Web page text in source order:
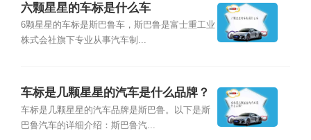
六颗星星的车标是什么车
6颗星星的车标是斯巴鲁车，斯巴鲁是富士重工业
株式会社旗下专业从事汽车制...
车标是几颗星星的汽车是什么品牌？
车标是几颗星星的汽车品牌是斯巴鲁。以下是斯
巴鲁汽车的详细介绍：斯巴鲁汽...